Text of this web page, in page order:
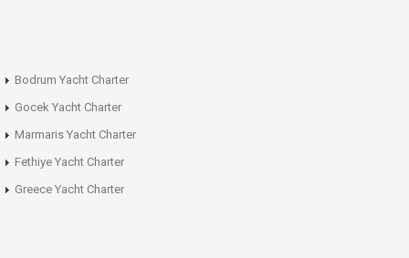
Bodrum Yacht Charter
Gocek Yacht Charter
Marmaris Yacht Charter
Fethiye Yacht Charter
Greece Yacht Charter